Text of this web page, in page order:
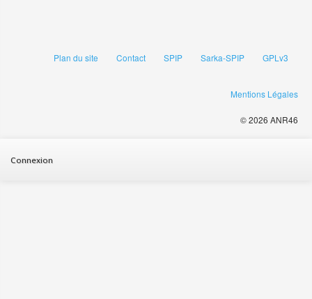
Plan du site Contact SPIP Sarka-SPIP GPLv3
Mentions Légales
© 2026 ANR46
Connexion